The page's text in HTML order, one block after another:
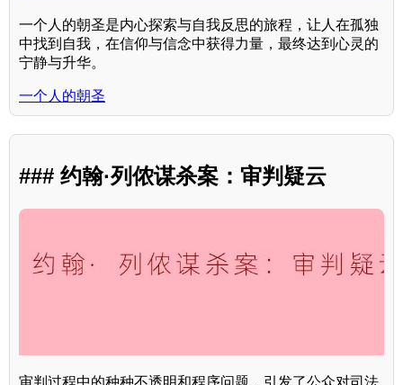
一个人的朝圣是内心探索与自我反思的旅程，让人在孤独
中找到自我，在信仰与信念中获得力量，最终达到心灵的
宁静与升华。
一个人的朝圣
### 约翰·列侬谋杀案：审判疑云
审判过程中的种种不透明和程序问题，引发了公众对司法